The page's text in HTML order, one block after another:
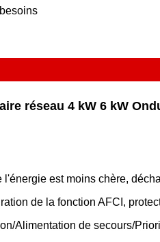
réseau 4 kW 6 kW
est moins chère,
de la fonction AFCI,
Alimentation de secours/